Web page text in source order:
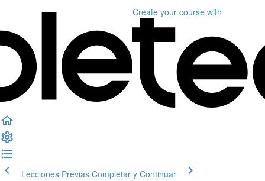
Create your course with
Lecciones Previas Completar y Continuar